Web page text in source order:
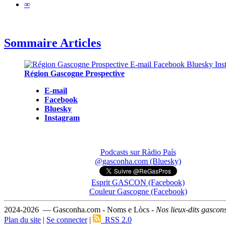
∞
Sommaire Articles
Région Gascogne Prospective
E-mail
Facebook
Bluesky
Instagram
Podcasts sur Ràdio País
@gasconha.com (Bluesky)
Esprit GASCON (Facebook)
Couleur Gascogne (Facebook)
2024-2026 — Gasconha.com - Noms e Lòcs - Nos lieux-dits
Plan du site | Se connecter| RSS 2.0